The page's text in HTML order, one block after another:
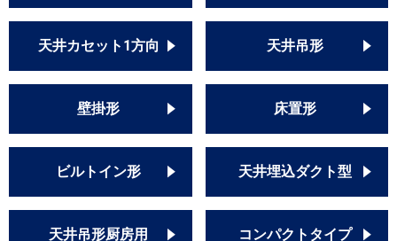
天井カセット1方向 天井吊形
壁掛形 床置形
ビルトイン形 天井埋込ダクト型
天井吊形厨房用 コンパクトタイプ